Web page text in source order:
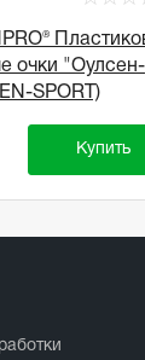
очки "Оулсен-
SPORT)
Купить